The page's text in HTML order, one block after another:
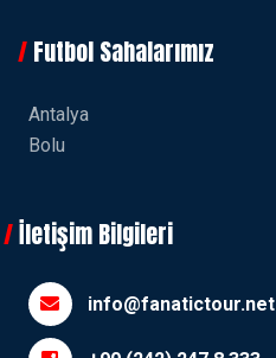
Futbol Sahalarımız
Antalya
Bolu
İletişim Bilgileri
info@fanatictour.net